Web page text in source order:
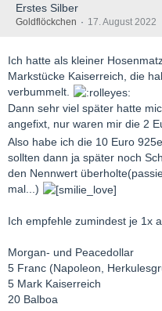
Erstes Silber
Goldflöckchen 17. August 2022
Ich hatte als kleiner
Markstücke Kaiserreich, die
verbummelt.
Dann sehr viel später hatte
angefixt, nur waren mir die 2
Also habe ich die 10 Euro
sollten dann ja später noch
den Nennwert
mal...)
Ich empfehle zumindest je 1x
Morgan- und Peacedollar
5 Franc (Napoleon,
5 Mark Kaiserreich
20 Balboa